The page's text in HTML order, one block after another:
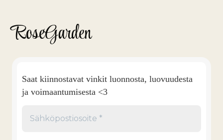
RoseGarden
Saat kiinnostavat vinkit luonnosta, luovuudesta
ja voimaantumisesta <3